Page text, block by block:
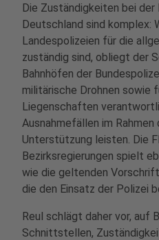
Die Zuständigkeiten bei der
Deutschland sind komplex:
Landespolizeien für die
zuständig sind, obliegt der
Bahnhöfen der
militärische Drohnen sowie
Liegenschaften
Ausnahmefällen im
Unterstützung leisten. Die
Bezirksregierungen spielt
wie die geltenden
die den Einsatz der Polizei
Reul schlägt daher vor, auf
Schnittstellen,